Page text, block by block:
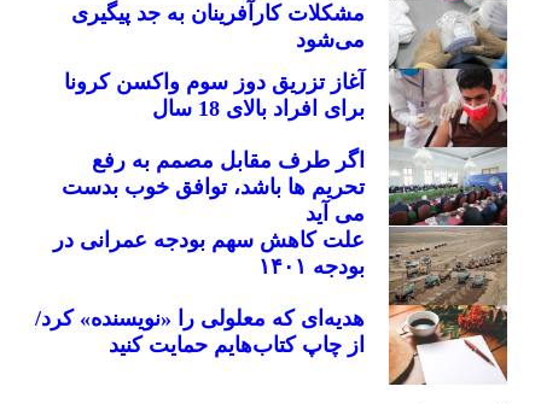
مشکلات کارآفرینان به جد پیگیری
می‌شود
آغاز تزریق دوز سوم واکسن کرونا
برای افراد بالای 18 سال
اگر طرف مقابل مصمم به رفع
تحریم ها باشد، توافق خوب بدست
می آید
علت کاهش سهم بودجه عمرانی در
بودجه ۱۴۰۱
هدیه‌ای که معلولی را «نویسنده» کرد/
از چاپ کتاب‌هایم حمایت کنید